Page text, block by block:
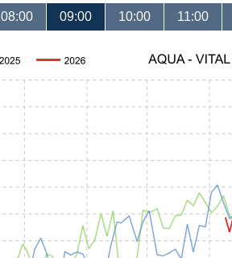
08:00 09:00 10:00 11:00